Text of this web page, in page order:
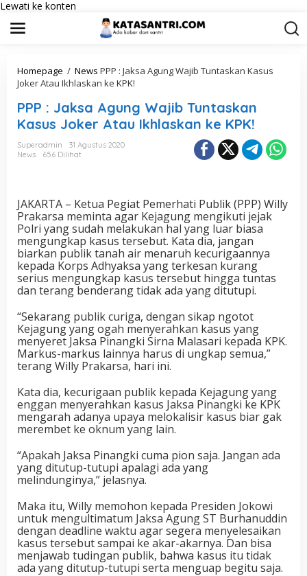
Lewati ke konten
Homepage / News PPP : Jaksa Agung Wajib Tuntaskan Kasus
Joker Atau Ikhlaskan ke KPK!
PPP : Jaksa Agung Wajib Tuntaskan
Kasus Joker Atau Ikhlaskan ke KPK!
Superadmin
31 Agustus 2020
News
656 Dilihat
JAKARTA – Ketua Pegiat Pemerhati Publik (PPP) Willy
Prakarsa meminta agar Kejagung mengikuti jejak
Polri yang sudah melakukan hal yang luar biasa
mengungkap kasus tersebut. Kata dia, jangan
biarkan publik tanah air menaruh kecurigaannya
kepada Korps Adhyaksa yang terkesan kurang
serius mengungkap kasus tersebut hingga tuntas
dan terang benderang tidak ada yang ditutupi.
“Sekarang publik curiga, dengan sikap ngotot
Kejagung yang ogah menyerahkan kasus yang
menyeret Jaksa Pinangki Sirna Malasari kepada KPK.
Markus-markus lainnya harus di ungkap semua,”
terang Willy Prakarsa, hari ini.
Kata dia, kecurigaan publik kepada Kejagung yang
enggan menyerahkan kasus Jaksa Pinangki ke KPK
mengarah adanya upaya melokalisir kasus biar gak
merembet ke oknum yang lain.
“Apakah Jaksa Pinangki cuma pion saja. Jangan ada
yang ditutup-tutupi apalagi ada yang
melindunginya,” jelasnya.
Maka itu, Willy memohon kepada Presiden Jokowi
untuk mengultimatum Jaksa Agung ST Burhanuddin
dengan deadline waktu agar segera menyelesaikan
kasus tersebut sampai ke akar-akarnya. Dan bisa
menjawab tudingan publik, bahwa kasus itu tidak
ada yang ditutup-tutupi serta menguap begitu saja.